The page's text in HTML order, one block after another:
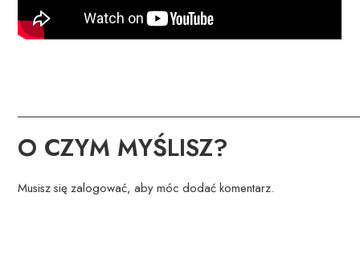
O CZYM MYŚLISZ?
Musisz sięzalogować, aby móc dodać komentarz.